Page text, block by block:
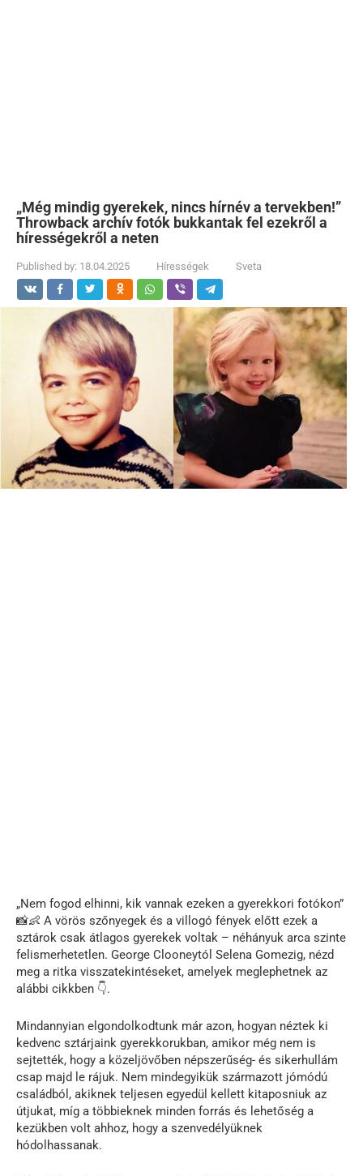
„Még mindig gyerekek, nincs hírnév a tervekben!”
Throwback archív fotók bukkantak fel ezekről a
hírességekről a neten
Published by: 18.04.2025 Hírességek Sveta
„Nem fogod elhinni, kik vannak ezeken a gyerekkori fotókon”
📸👶 A vörös szőnyegek és a villogó fények előtt ezek a
sztárok csak átlagos gyerekek voltak – néhányuk arca szinte
felismerhetetlen. George Clooneytól Selena Gomezig, nézd
meg a ritka visszatekintéseket, amelyek meglephetnek az
alábbi cikkben 👇.
Mindannyian elgondolkodtunk már azon, hogyan néztek ki
kedvenc sztárjaink gyerekkorukban, amikor még nem is
sejtették, hogy a közeljövőben népszerűség- és sikerhullám
csap majd le rájuk. Nem mindegyikük származott jómódú
családból, akiknek teljesen egyedül kellett kitaposniuk az
útjukat, míg a többieknek minden forrás és lehetőség a
kezükben volt ahhoz, hogy a szenvedélyüknek
hódolhassanak.